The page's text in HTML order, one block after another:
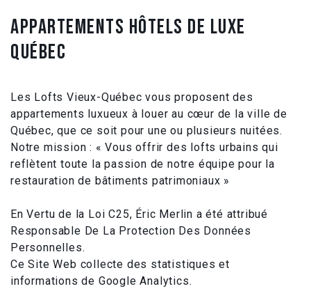
APPARTEMENTS HÔTELS DE LUXE
QUÉBEC
Les Lofts Vieux-Québec vous proposent des
appartements luxueux à louer au cœur de la ville de
Québec, que ce soit pour une ou plusieurs nuitées.
Notre mission : « Vous offrir des lofts urbains qui
reflètent toute la passion de notre équipe pour la
restauration de bâtiments patrimoniaux »
En Vertu de la Loi C25, Éric Merlin a été attribué
Responsable De La Protection Des Données
Personnelles.
Ce Site Web collecte des statistiques et
informations de Google Analytics.